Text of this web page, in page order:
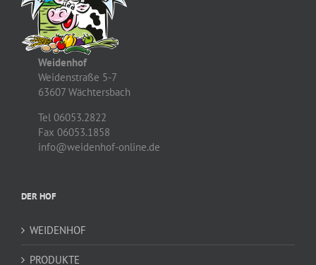
Weidenhof
Weidenstraße 5-7
63607 Wächtersbach
Tel 06053.2822
Fax 06053.1858
info@weidenhof-online.de
DER HOF
WEIDENHOF
PRODUKTE